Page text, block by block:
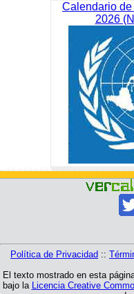
Calendario
2026
Política de Privacidad ::
El texto mostrado en esta
bajo la Licencia Creative